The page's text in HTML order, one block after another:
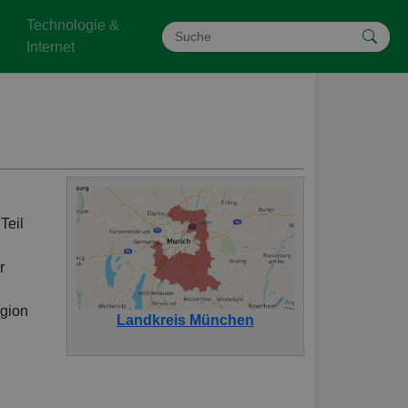
Technologie &
Internet
Landkreis München